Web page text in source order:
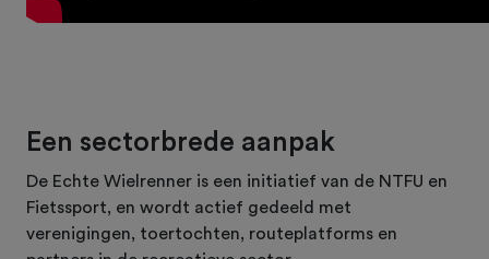
Een sectorbrede aanpak
De Echte Wielrenner is een initiatief van de NTFU en
Fietssport, en wordt actief gedeeld met
verenigingen, toertochten, routeplatforms en